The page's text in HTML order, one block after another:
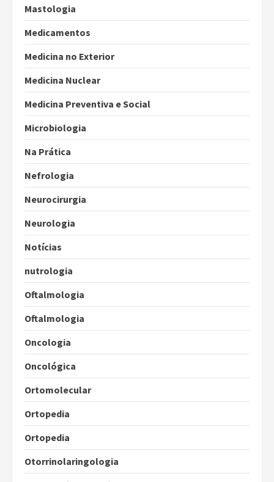
Mastologia
Medicamentos
Medicina no Exterior
Medicina Nuclear
Medicina Preventiva e Social
Microbiologia
Na Prática
Nefrologia
Neurocirurgia
Neurologia
Notícias
nutrologia
Oftalmologia
Oftalmologia
Oncologia
Oncológica
Ortomolecular
Ortopedia
Ortopedia
Otorrinolaringologia